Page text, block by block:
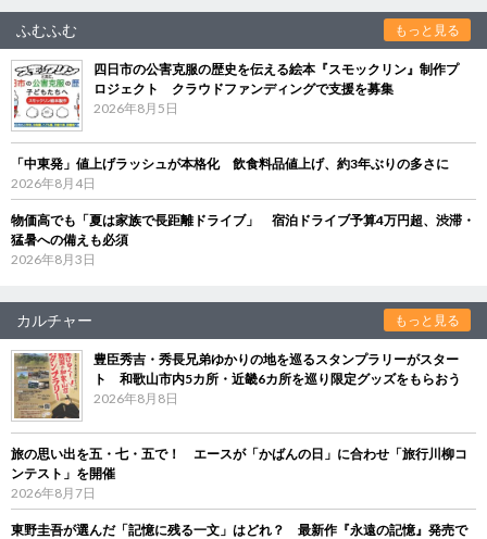
ふむふむ もっと見る
四日市の公害克服の歴史を伝える絵本『スモックリン』制作プ
ロジェクト クラウドファンディングで支援を募集
2026年8月5日
「中東発」値上げラッシュが本格化 飲食料品値上げ、約3年ぶりの多さに
2026年8月4日
物価高でも「夏は家族で長距離ドライブ」 宿泊ドライブ予算4万円超、渋滞・
猛暑への備えも必須
2026年8月3日
カルチャー もっと見る
豊臣秀吉・秀長兄弟ゆかりの地を巡るスタンプラリーがスター
ト 和歌山市内5カ所・近畿6カ所を巡り限定グッズをもらおう
2026年8月8日
旅の思い出を五・七・五で！ エースが「かばんの日」に合わせ「旅行川柳コ
ンテスト」を開催
2026年8月7日
東野圭吾が選んだ「記憶に残る一文」はどれ？ 最新作『永遠の記憶』発売で